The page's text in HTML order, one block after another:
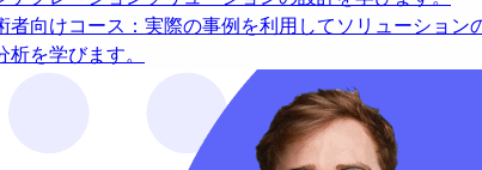
者向けコース：実際の事例を利用してソリューション
を学びます。